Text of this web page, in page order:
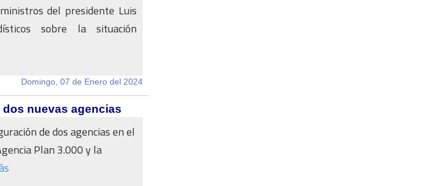
del presidente Luis
sobre la situación
Domingo, 07 de Enero del 2024
nuevas agencias
de dos agencias en el
Plan 3.000 y la